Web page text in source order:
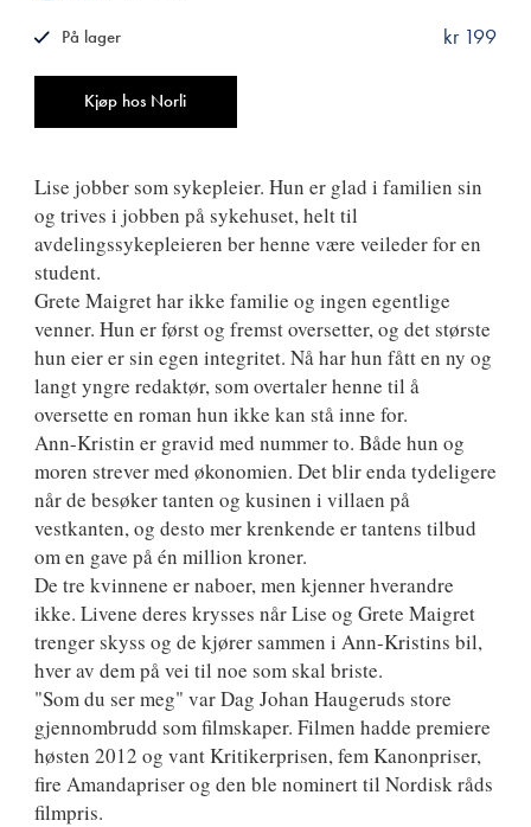
Kjøp hos Norli
kr 199
På lager
Lise jobber som sykepleier. Hun er glad i familien sin
og trives i jobben på sykehuset, helt til
avdelingssykepleieren ber henne være veileder for en
student.
Grete Maigret har ikke familie og ingen egentlige
venner. Hun er først og fremst oversetter, og det største
hun eier er sin egen integritet. Nå har hun fått en ny og
langt yngre redaktør, som overtaler henne til å
oversette en roman hun ikke kan stå inne for.
Ann-Kristin er gravid med nummer to. Både hun og
moren strever med økonomien. Det blir enda tydeligere
når de besøker tanten og kusinen i villaen på
vestkanten, og desto mer krenkende er tantens tilbud
om en gave på én million kroner.
De tre kvinnene er naboer, men kjenner hverandre
ikke. Livene deres krysses når Lise og Grete Maigret
trenger skyss og de kjører sammen i Ann-Kristins bil,
hver av dem på vei til noe som skal briste.
"Som du ser meg" var Dag Johan Haugeruds store
gjennombrudd som filmskaper. Filmen hadde premiere
høsten 2012 og vant Kritikerprisen, fem Kanonpriser,
fire Amandapriser og den ble nominert til Nordisk råds
filmpris.